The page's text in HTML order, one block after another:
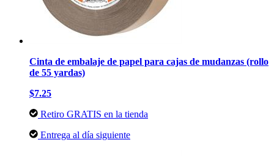
Cinta de embalaje de papel para cajas de mudanzas (rollo
de 55 yardas)
$7.25
Retiro GRATIS en la tienda
Entrega al día siguiente